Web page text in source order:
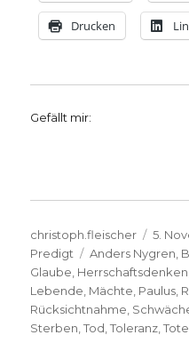
Drucken
Gefällt mir:
Autor
christoph.fleischer
am
5.
Predigt
Schlagwörter
Anders Nygren,
Glaube, Herrschaftsdenken
Lebende, Mächte, Paulus,
Rücksichtnahme,
Sterben,Tod,Toleranz,Tote